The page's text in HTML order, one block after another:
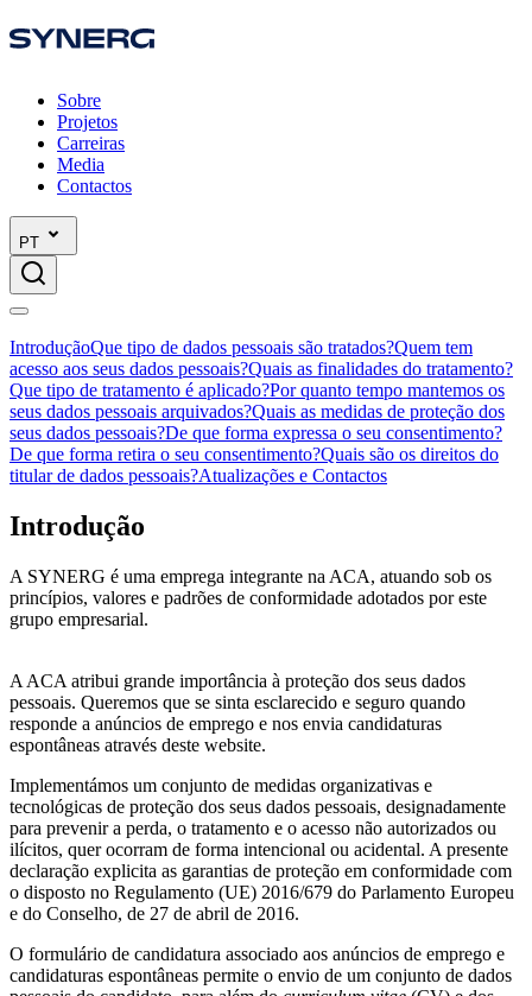
Sobre
Projetos
Carreiras
Media
Contactos
PT
IntroduçãoQue tipo de dados pessoais são tratados?Quem tem
acesso aos seus dados pessoais?Quais as finalidades do tratamento?
Que tipo de tratamento é aplicado?Por quanto tempo mantemos os
seus dados pessoais arquivados?Quais as medidas de proteção dos
seus dados pessoais?De que forma expressa o seu consentimento?
De que forma retira o seu consentimento?Quais são os direitos do
titular de dados pessoais?Atualizações e Contactos
Introdução
A SYNERG é uma emprega integrante na ACA, atuando sob os
princípios, valores e padrões de conformidade adotados por este
grupo empresarial.
A ACA atribui grande importância à proteção dos seus dados
pessoais. Queremos que se sinta esclarecido e seguro quando
responde a anúncios de emprego e nos envia candidaturas
espontâneas através deste website.
Implementámos um conjunto de medidas organizativas e
tecnológicas de proteção dos seus dados pessoais, designadamente
para prevenir a perda, o tratamento e o acesso não autorizados ou
ilícitos, quer ocorram de forma intencional ou acidental. A presente
declaração explicita as garantias de proteção em conformidade com
o disposto no Regulamento (UE) 2016/679 do Parlamento Europeu
e do Conselho, de 27 de abril de 2016.
O formulário de candidatura associado aos anúncios de emprego e
candidaturas espontâneas permite o envio de um conjunto de dados